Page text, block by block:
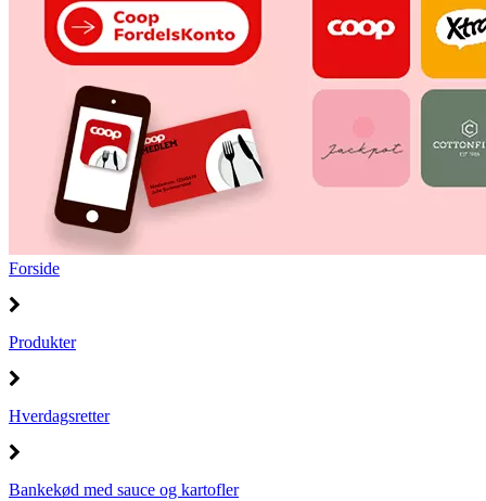
Forside
Produkter
Hverdagsretter
Bankekød med sauce og kartofler